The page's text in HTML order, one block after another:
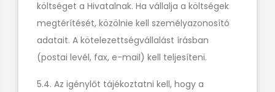
költséget a Hivatalnak. Ha vállalja a költségek
megtérítését, közölnie kell személyazonosító
adatait. A kötelezettségvállalást írásban
(postai levél, fax, e-mail) kell teljesíteni.
5.4. Az igénylőt tájékoztatni kell, hogy a